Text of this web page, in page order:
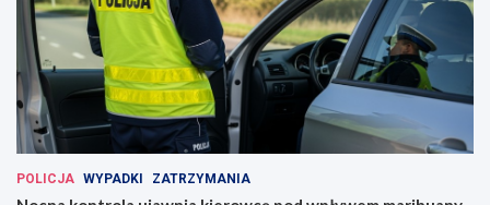
POLICJA WYPADKI ZATRZYMANIA